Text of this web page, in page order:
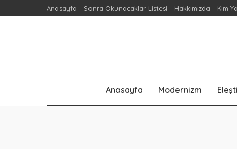
Anasayfa Sonra Okunacaklar Listesi Hakkımızda Kim
Anasayfa Modernizm